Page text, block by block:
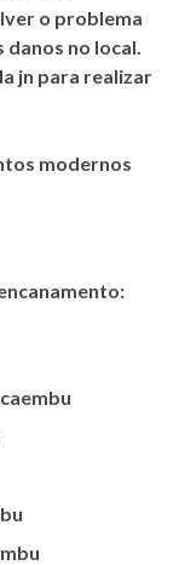
o problema
no local.
jn para realizar
modernos